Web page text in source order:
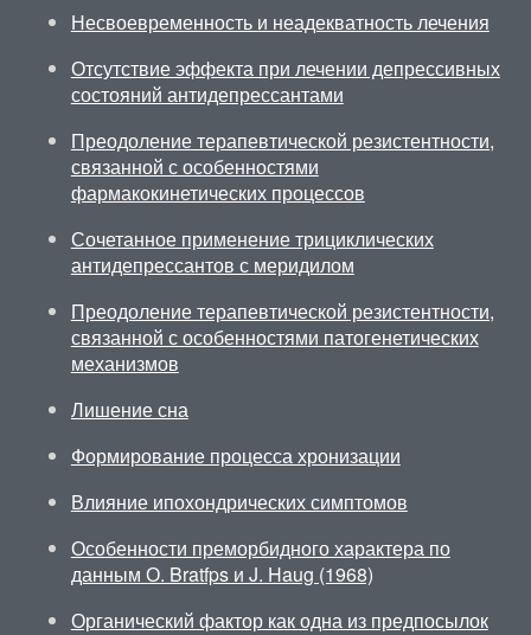
Несвоевременность и неадекватность лечения
Отсутствие эффекта при лечении депрессивных
состояний антидепрессантами
Преодоление терапевтической резистентности,
связанной с особенностями
фармакокинетических процессов
Сочетанное применение трициклических
антидепрессантов с меридилом
Преодоление терапевтической резистентности,
связанной с особенностями патогенетических
механизмов
Лишение сна
Формирование процесса хронизации
Влияние ипохондрических симптомов
Особенности преморбидного характера по
данным О. Bratfps и J. Haug (1968)
Органический фактор как одна из предпосылок